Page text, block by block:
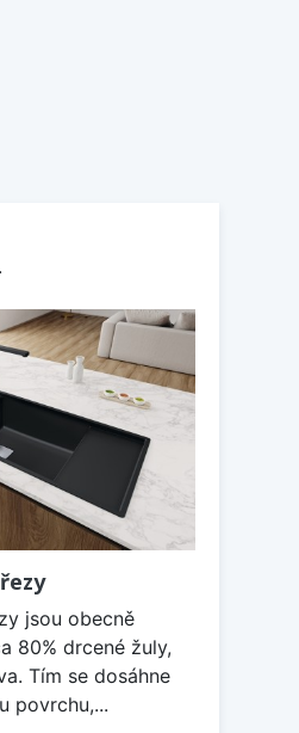
jsou obecně
80% drcené žuly,
Tím se dosáhne
povrchu,...